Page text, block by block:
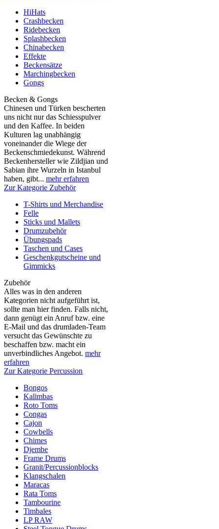
HiHats
Crashbecken
Ridebecken
Splashbecken
Chinabecken
Effekte
Beckensätze
Marchingbecken
Gongs
Becken & Gongs
Chinesen und Türken bescherten
uns nicht nur das Schiesspulver
und den Kaffee. In beiden
Kulturen lag unabhängig
voneinander die Wiege der
Beckenschmiedekunst. Während
Beckenhersteller wie Zildjian und
Sabian ihre Wurzeln in Istanbul
haben, gibt... mehr erfahren
Zur Kategorie Zubehör
T-Shirts und Merchandise
Felle
Sticks und Mallets
Drumzubehör
Übungspads
Taschen und Cases
Geschenkgutscheine und
Gimmicks
Zubehör
Alles was in den anderen
Kategorien nicht aufgeführt ist,
sollte man hier finden. Falls nicht,
dann genügt ein Anruf bzw. eine
E-Mail und das drumladen-Team
versucht das Gewünschte zu
beschaffen bzw. macht ein
unverbindliches Angebot. mehr
erfahren
Zur Kategorie Percussion
Bongos
Kalimbas
Roto Toms
Congas
Cajon
Cowbells
Chimes
Djembe
Frame Drums
Granit/Percussionblocks
Klangschalen
Maracas
Rata Toms
Tambourine
Timbales
LP RAW